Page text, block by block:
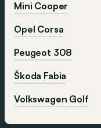
Mini Cooper
Opel Corsa
Peugeot 308
Škoda Fabia
Volkswagen Golf